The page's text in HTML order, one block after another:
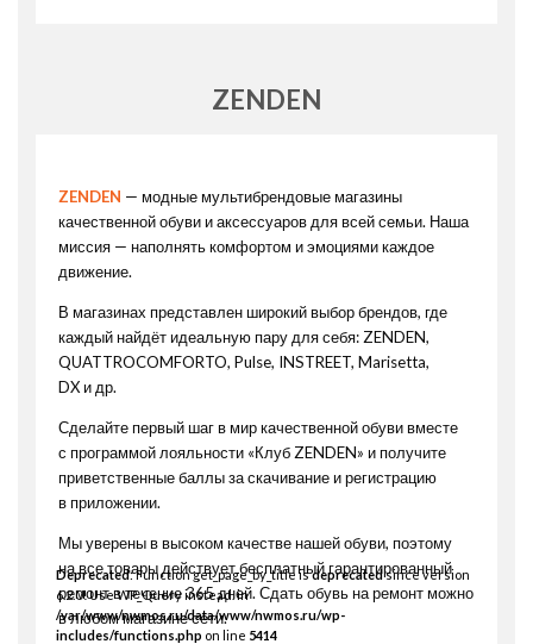
ZENDEN
ZENDEN — модные мультибрендовые магазины
качественной обуви и аксессуаров для всей семьи. Наша
миссия — наполнять комфортом и эмоциями каждое
движение.
В магазинах представлен широкий выбор брендов, где
каждый найдёт идеальную пару для себя: ZENDEN,
QUATTROCOMFORTO, Pulse, INSTREET, Marisetta,
DX и др.
Сделайте первый шаг в мир качественной обуви вместе
с программой лояльности «Клуб ZENDEN» и получите
приветственные баллы за скачивание и регистрацию
в приложении.
Мы уверены в высоком качестве нашей обуви, поэтому
на все товары действует бесплатный гарантированный
ремонт в течение 365 дней. Сдать обувь на ремонт можно
в любом магазине сети.
Deprecated: Function get_page_by_title isdeprecatedsince version
6.2.0! Use WP_Query instead. in
/var/www/nwmos.ru/data/www/nwmos.ru/wp-
includes/functions.php on line 5414